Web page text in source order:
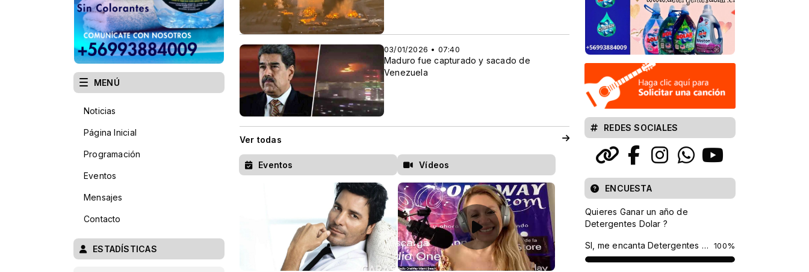
03/01/2026 • 07:40
Maduro fue capturado y sacado de
Venezuela
Ver todas
Eventos Vídeos
MENÚ
Noticias
Página Inicial
Programación
Eventos
Mensajes
Contacto
ESTADÍSTICAS
REDES SOCIALES
ENCUESTA
Quieres Ganar un año de
Detergentes Dolar ?
SI, me encanta Detergentes Dolar 100%